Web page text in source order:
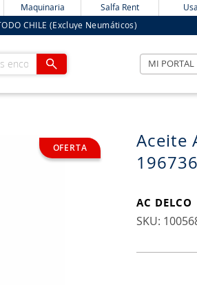
Maquinaria Salfa Rent
CHILE (Excluye Neumáticos)
encontrar MI PORTAL
Aceite
AC DELCO
: